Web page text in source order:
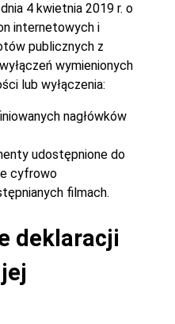
4 kwietnia 2019 r. o
internetowych i
publicznych z
wymienionych
lub wyłączenia:
nagłówków
udostępnione do
cyfrowo
filmach.
deklaracji